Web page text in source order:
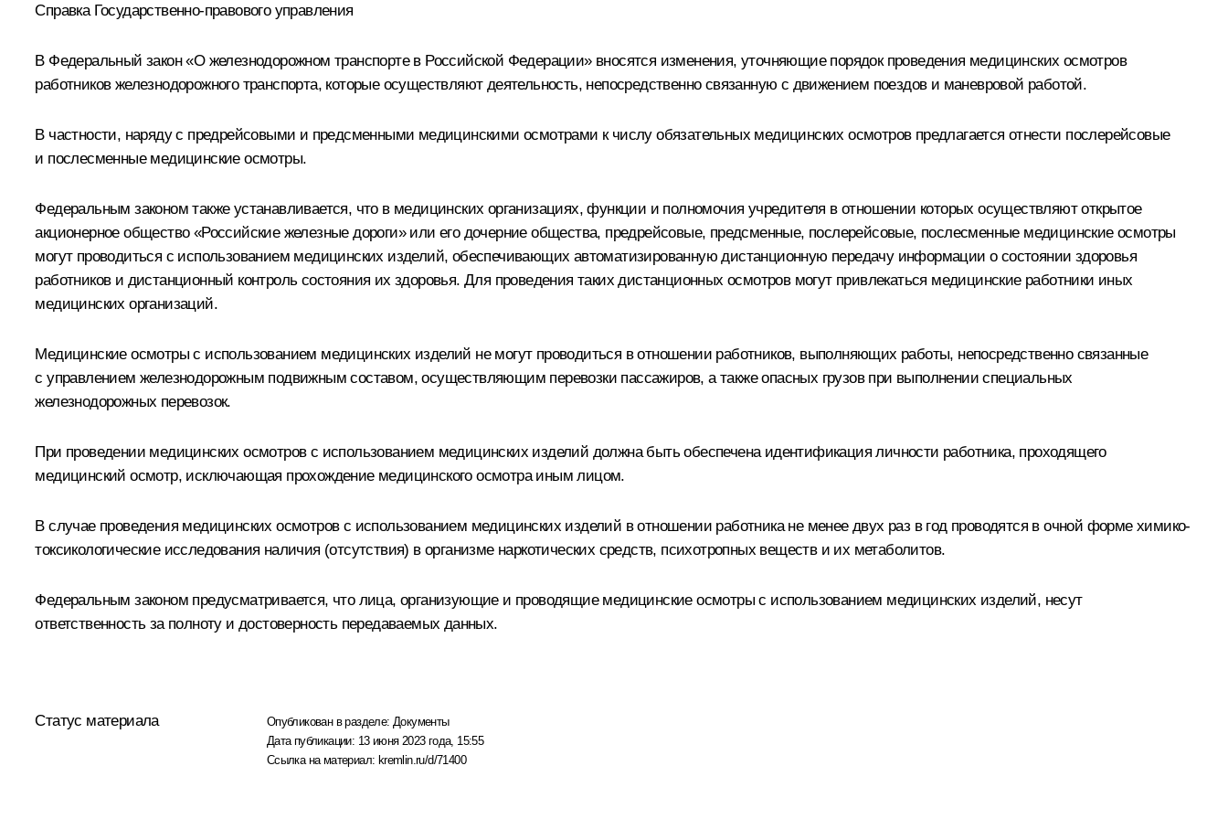
Справка Государственно-правового управления
В Федеральный закон «О железнодорожном транспорте в Российской Федерации» вносятся изменения, уточняющие порядок проведения медицинских осмотров
работников железнодорожного транспорта, которые осуществляют деятельность, непосредственно связанную с движением поездов и маневровой работой.
В частности, наряду с предрейсовыми и предсменными медицинскими осмотрами к числу обязательных медицинских осмотров предлагается отнести послерейсовые
и послесменные медицинские осмотры.
Федеральным законом также устанавливается, что в медицинских организациях, функции и полномочия учредителя в отношении которых осуществляют открытое
акционерное общество «Российские железные дороги» или его дочерние общества, предрейсовые, предсменные, послерейсовые, послесменные медицинские осмотры
могут проводиться с использованием медицинских изделий, обеспечивающих автоматизированную дистанционную передачу информации о состоянии здоровья
работников и дистанционный контроль состояния их здоровья. Для проведения таких дистанционных осмотров могут привлекаться медицинские работники иных
медицинских организаций.
Медицинские осмотры с использованием медицинских изделий не могут проводиться в отношении работников, выполняющих работы, непосредственно связанные
с управлением железнодорожным подвижным составом, осуществляющим перевозки пассажиров, а также опасных грузов при выполнении специальных
железнодорожных перевозок.
При проведении медицинских осмотров с использованием медицинских изделий должна быть обеспечена идентификация личности работника, проходящего
медицинский осмотр, исключающая прохождение медицинского осмотра иным лицом.
В случае проведения медицинских осмотров с использованием медицинских изделий в отношении работника не менее двух раз в год проводятся в очной форме химико-
токсикологические исследования наличия (отсутствия) в организме наркотических средств, психотропных веществ и их метаболитов.
Федеральным законом предусматривается, что лица, организующие и проводящие медицинские осмотры с использованием медицинских изделий, несут
ответственность за полноту и достоверность передаваемых данных.
Статус материала Опубликован в разделе: Документы
Дата публикации: 13 июня 2023 года, 15:55
Ссылка на материал: kremlin.ru/d/71400